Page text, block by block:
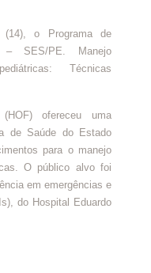
(14), o Programa de
– SES/PE. Manejo
Técnicas
ofereceu uma
de Saúde do Estado
para o manejo
O público alvo foi
em emergências e
do Hospital Eduardo